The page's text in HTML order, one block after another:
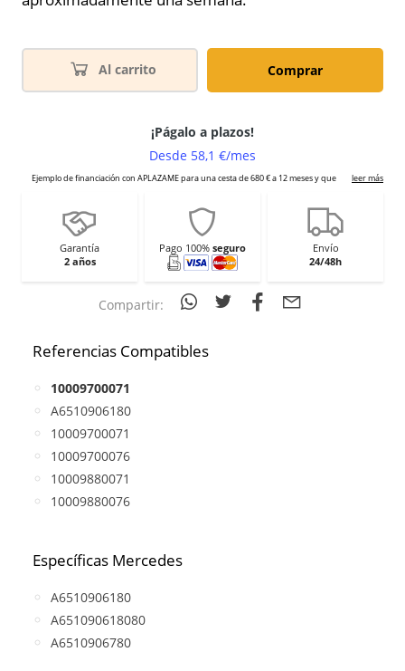
Al carrito Comprar
Garantía
2 años
Pago 100% seguro
Envío
24/48h
Compartir:
Referencias Compatibles
10009700071
A6510906180
10009700071
10009700076
10009880071
10009880076
Específicas Mercedes
A6510906180
A651090618080
A6510906780